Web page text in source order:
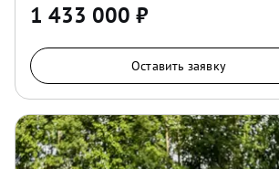
1 433 000 ₽
Оставить заявку